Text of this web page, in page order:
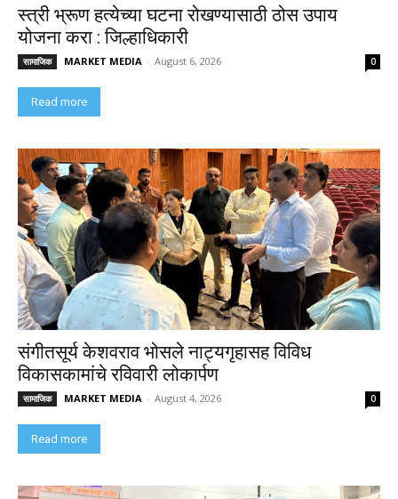
स्त्री भ्रूण हत्येच्या घटना रोखण्यासाठी ठोस उपाय
योजना करा : जिल्हाधिकारी
सामाजिक MARKET MEDIA - August 6, 2026 0
Read more
संगीतसूर्य केशवराव भोसले नाट्यगृहासह विविध
विकासकामांचे रविवारी लोकार्पण
सामाजिक MARKET MEDIA - August 4, 2026 0
Read more